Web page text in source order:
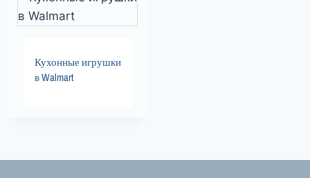
Кухонные игрушки
в Walmart